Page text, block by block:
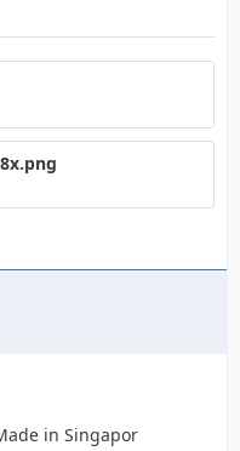
in Singapor